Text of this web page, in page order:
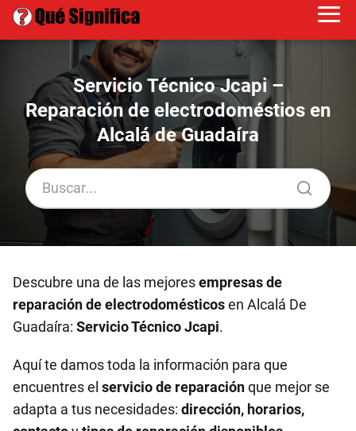
Servicio Técnico Jcapi –
Reparación de electrodoméstios en
Alcalá de Guadaíra
Descubre una de las mejoresempresas de
reparación de electrodomésticosen Alcalá De
Guadaíra: Servicio Técnico Jcapi.
Aquí te damos toda la información para que
encuentres el servicio de reparaciónque mejor se
adapta a tus necesidades: dirección, horarios,